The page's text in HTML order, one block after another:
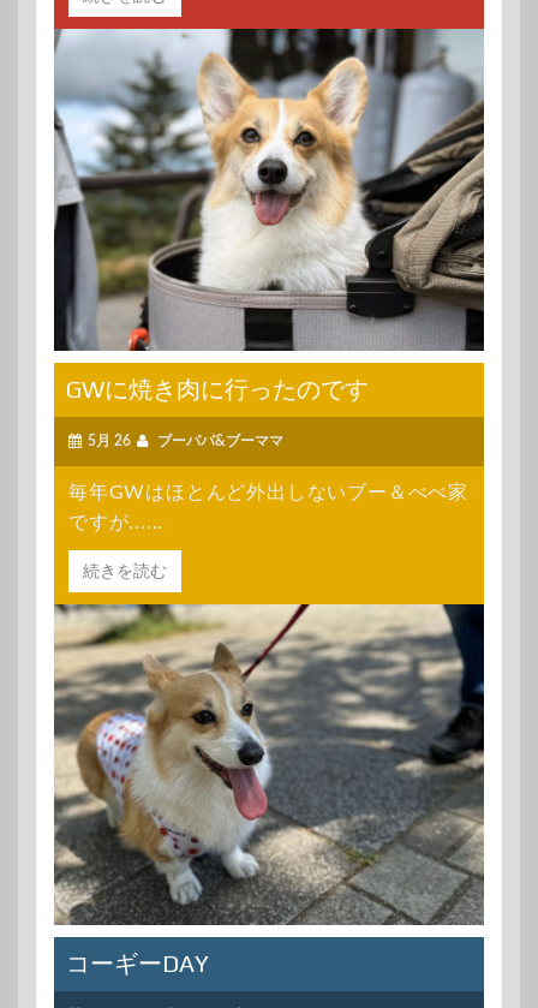
GWに焼き肉に行ったのです
5月 26 ブーパパ&ブーママ
毎年GWはほとんど外出しないブー＆べべ家
ですが......
続きを読む
コーギーDAY